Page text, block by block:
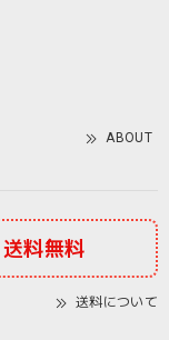
ABOUT
送料無料
送料について